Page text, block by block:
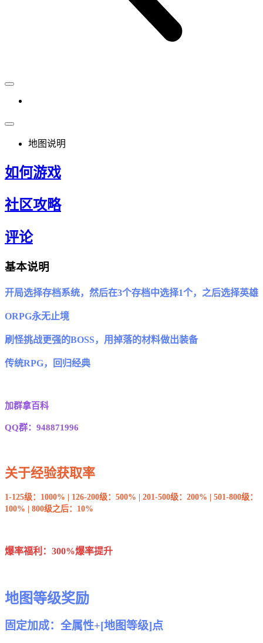
地图说明
如何游戏
社区攻略
评论
基本说明
开局选择存档系统，然后在3个存档中选择1个，之后选择英雄
ORPG永无止境
刷怪挑战更强的BOSS，用掉落的材料做出装备
传统RPG，回归经典
加群拿百科
QQ群：948871996
关于经验获取率
1-125级：1000% | 126-200级：500% | 201-500级：200% | 501-800级：
100% | 800级之后：10%
爆率福利：300%爆率提升
地图等级奖励
固定加成：全属性+[地图等级]点